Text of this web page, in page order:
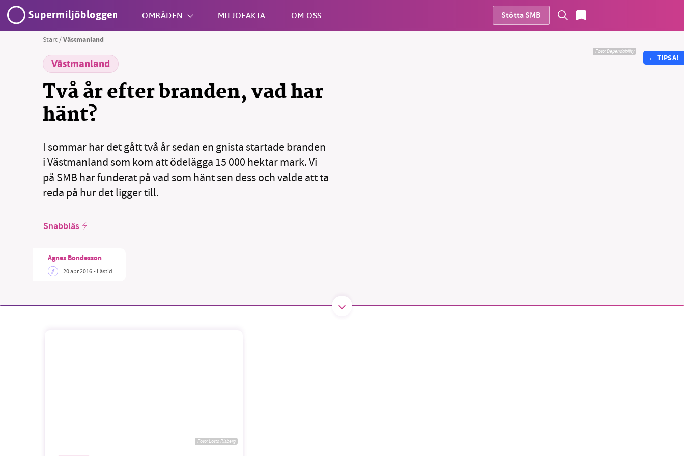
Supermiljöbloggen OMRÅDEN MILJÖFAKTA OM OSS Stötta SMB
Start /Västmanland
Västmanland
Två år efter branden, vad har
hänt?
I sommar har det gått två år sedan en gnista startade branden
i Västmanland som kom att ödelägga 15 000 hektar mark. Vi
på SMB har funderat på vad som hänt sen dess och valde att ta
reda på hur det ligger till.
Snabbläs
Agnes Bondesson
20 apr 2016• Lästid:
Foto:Dependability
Foto:Lotta Risberg
← TIPSA!
SMB kämpar för en hållbar framtid. Sedan starten 2010 har vår
ideella redaktion drivit miljödebatten framåt genom
nyhetsbevakning och granskningar. Nu vill vi utveckla vårt arbete –